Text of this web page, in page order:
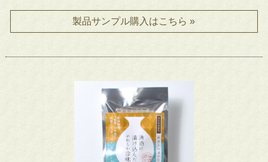
製品サンプル購入はこちら »